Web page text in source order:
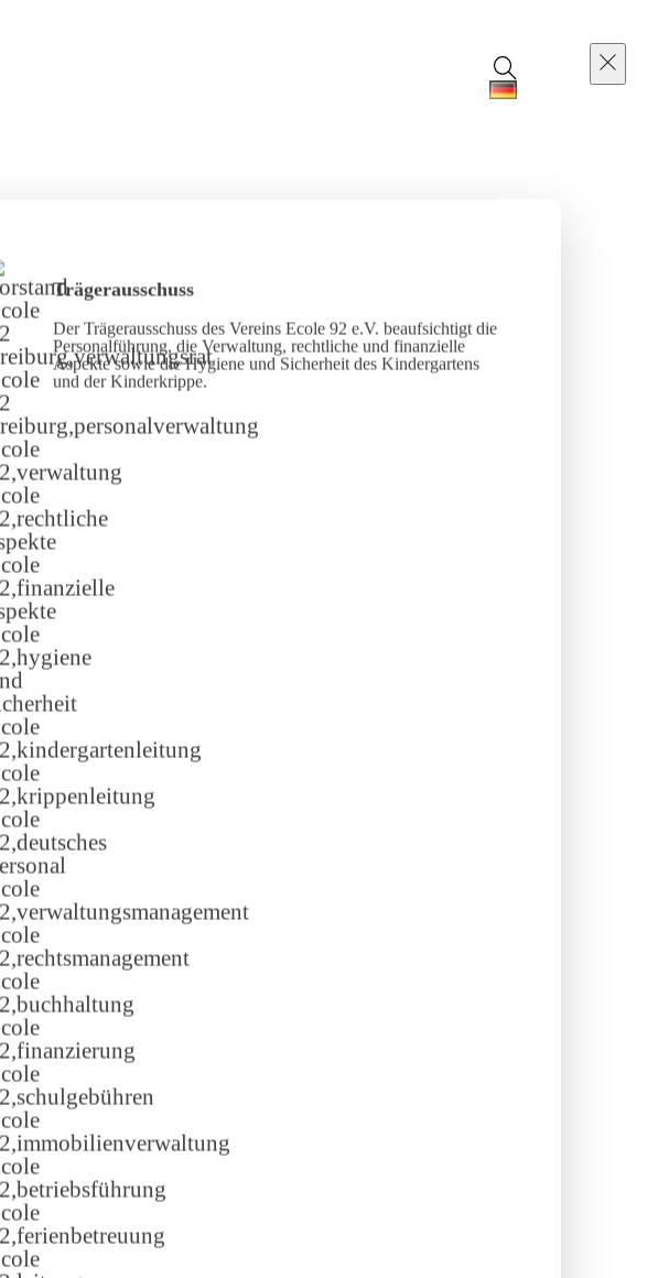
Trägerausschuss
Der Trägerausschuss des Vereins Ecole 92 e.V. beaufsichtigt die
Personalführung, die Verwaltung, rechtliche und finanzielle
Aspekte sowie die Hygiene und Sicherheit des Kindergartens
und der Kinderkrippe.